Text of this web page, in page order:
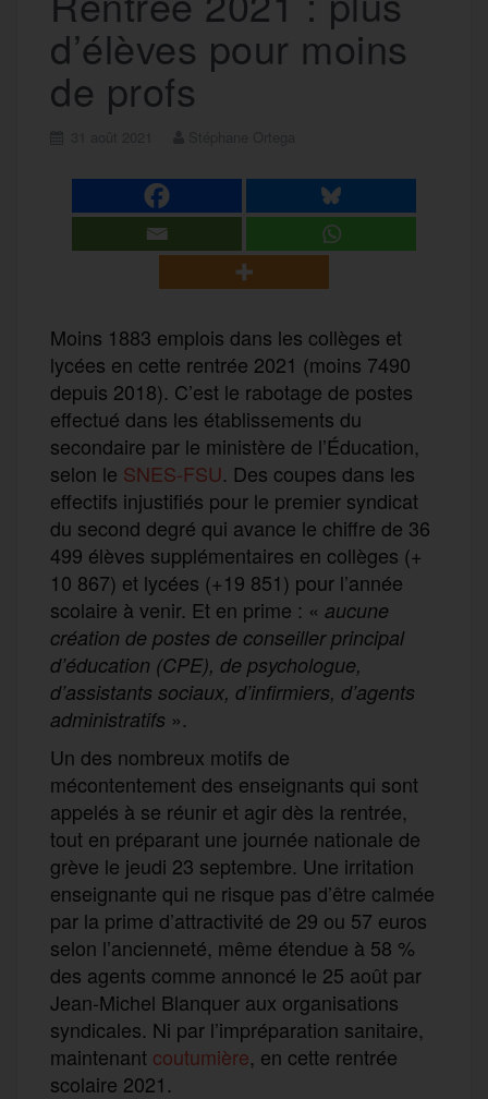
d’élèves pour moins
de profs
Moins 1883 emplois dans les collèges et
lycées en cette rentrée 2021 (moins 7490
depuis 2018). C’est le rabotage de postes
effectué dans les établissements du
secondaire par le ministère de l’Éducation,
selon le SNES-FSU. Des coupes dans les
effectifs injustifiés pour le premier syndicat
du second degré qui avance le chiffre de 36
499 élèves supplémentaires en collèges (+
10 867) et lycées (+19 851) pour l’année
scolaire à venir. Et en prime : « aucune
création de postes de conseiller principal
d’éducation (CPE), de psychologue,
d’assistants sociaux, d’infirmiers, d’agents
administratifs ».
Un des nombreux motifs de
mécontentement des enseignants qui sont
appelés à se réunir et agir dès la rentrée,
tout en préparant une journée nationale de
grève le jeudi 23 septembre. Une irritation
enseignante qui ne risque pas d’être calmée
par la prime d’attractivité de 29 ou 57 euros
selon l’ancienneté, même étendue à 58 %
des agents comme annoncé le 25 août par
Jean-Michel Blanquer aux organisations
syndicales. Ni par l’impréparation sanitaire,
maintenant coutumière, en cette rentrée
scolaire 2021.